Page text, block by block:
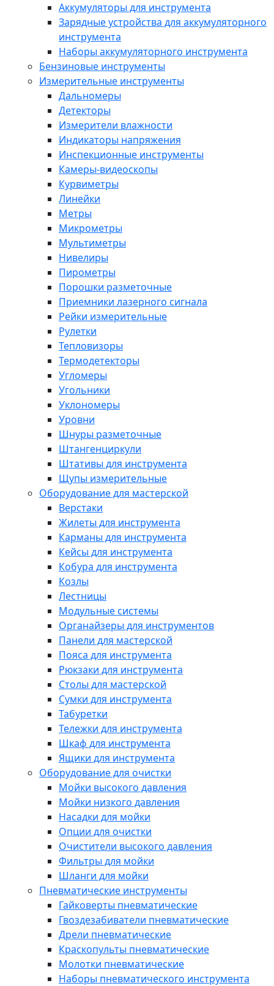
Аккумуляторы для инструмента
Зарядные устройства для аккумуляторного
инструмента
Наборы аккумуляторного инструмента
Бензиновые инструменты
Измерительные инструменты
Дальномеры
Детекторы
Измерители влажности
Индикаторы напряжения
Инспекционные инструменты
Камеры-видеоскопы
Курвиметры
Линейки
Метры
Микрометры
Мультиметры
Нивелиры
Пирометры
Порошки разметочные
Приемники лазерного сигнала
Рейки измерительные
Рулетки
Тепловизоры
Термодетекторы
Угломеры
Угольники
Уклономеры
Уровни
Шнуры разметочные
Штангенциркули
Штативы для инструмента
Щупы измерительные
Оборудование для мастерской
Верстаки
Жилеты для инструмента
Карманы для инструмента
Кейсы для инструмента
Кобура для инструмента
Козлы
Лестницы
Модульные системы
Органайзеры для инструментов
Панели для мастерской
Пояса для инструмента
Рюкзаки для инструмента
Столы для мастерской
Сумки для инструмента
Табуретки
Тележки для инструмента
Шкаф для инструмента
Ящики для инструмента
Оборудование для очистки
Мойки высокого давления
Мойки низкого давления
Насадки для мойки
Опции для очистки
Очистители высокого давления
Фильтры для мойки
Шланги для мойки
Пневматические инструменты
Гайковерты пневматические
Гвоздезабиватели пневматические
Дрели пневматические
Краскопульты пневматические
Молотки пневматические
Наборы пневматического инструмента